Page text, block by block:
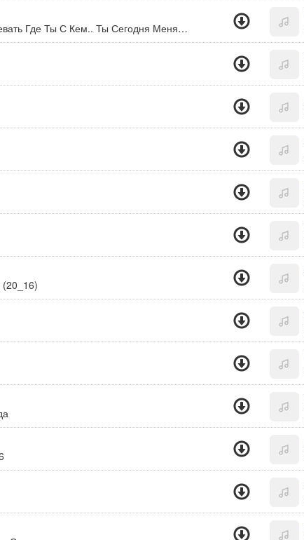
Ты Знаешь, Мне Наплевать Где Ты С Кем.. Ты Сегодня Меня Потеряла.. Я Растворяюсь В Толпе. Лучше Мне Не Мешать Я Хочу Танцевать